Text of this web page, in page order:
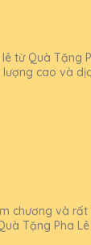
từ Quà Tặng
cao và
chương và
Tặng Pha Lê